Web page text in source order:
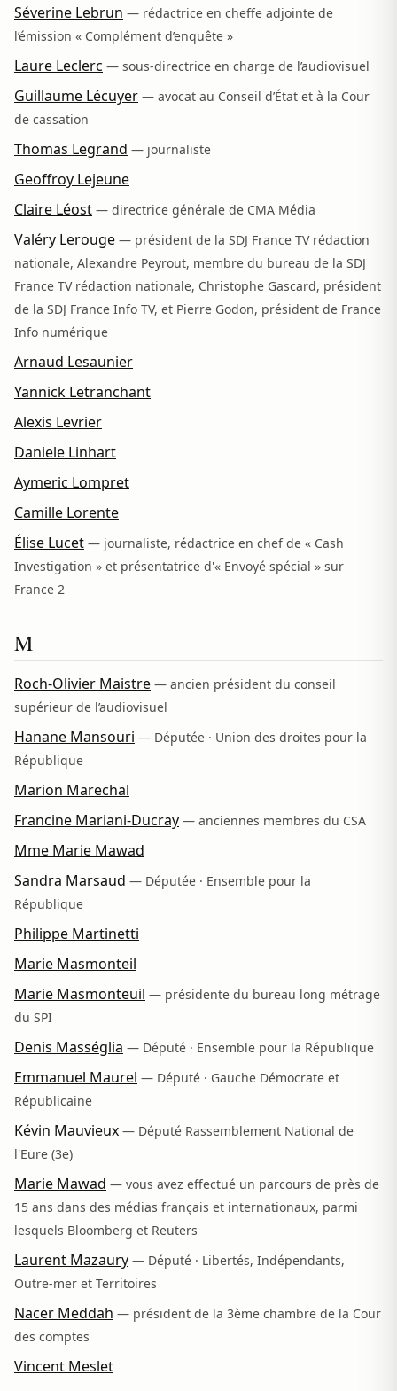
Séverine Lebrun — rédactrice en cheffe adjointe de
l’émission « Complément d’enquête »
Laure Leclerc — sous-directrice en charge de l’audiovisuel
Guillaume Lécuyer — avocat au Conseil d’État et à la Cour
de cassation
Thomas Legrand — journaliste
Geoffroy Lejeune
Claire Léost — directrice générale de CMA Média
Valéry Lerouge — président de la SDJ France TV rédaction
nationale, Alexandre Peyrout, membre du bureau de la SDJ
France TV rédaction nationale, Christophe Gascard, président
de la SDJ France Info TV, et Pierre Godon, président de France
Info numérique
Arnaud Lesaunier
Yannick Letranchant
Alexis Levrier
Daniele Linhart
Aymeric Lompret
Camille Lorente
Élise Lucet — journaliste, rédactrice en chef de « Cash
Investigation » et présentatrice d'« Envoyé spécial » sur
France 2
M
Roch-Olivier Maistre — ancien président du conseil
supérieur de l’audiovisuel
Hanane Mansouri — Députée · Union des droites pour la
République
Marion Marechal
Francine Mariani-Ducray — anciennes membres du CSA
Mme Marie Mawad
Sandra Marsaud — Députée · Ensemble pour la
République
Philippe Martinetti
Marie Masmonteil
Marie Masmonteuil — présidente du bureau long métrage
du SPI
Denis Masséglia — Député · Ensemble pour la République
Emmanuel Maurel — Député · Gauche Démocrate et
Républicaine
Kévin Mauvieux — Député Rassemblement National de
l'Eure (3e)
Marie Mawad — vous avez effectué un parcours de près de
15 ans dans des médias français et internationaux, parmi
lesquels Bloomberg et Reuters
Laurent Mazaury — Député · Libertés, Indépendants,
Outre-mer et Territoires
Nacer Meddah — président de la 3ème chambre de la Cour
des comptes
Vincent Meslet